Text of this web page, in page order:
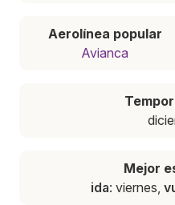
Aerolínea popular
Avianca
Mejor
ida: viernes,